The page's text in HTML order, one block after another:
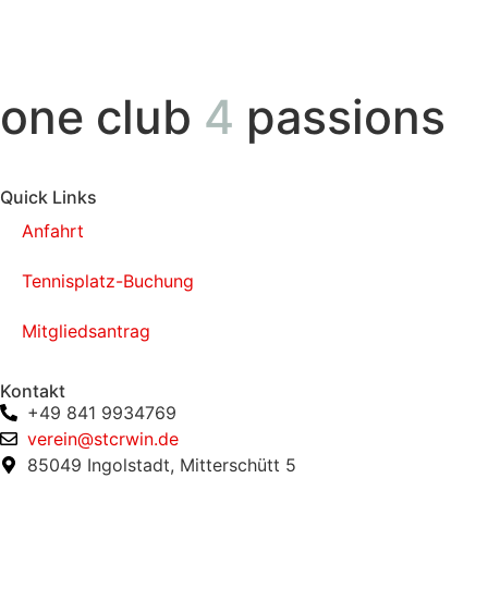
one club 4 passions
Quick Links
Anfahrt
Tennisplatz-Buchung
Mitgliedsantrag
Kontakt
+49 841 9934769
verein@stcrwin.de
85049 Ingolstadt, Mitterschütt 5